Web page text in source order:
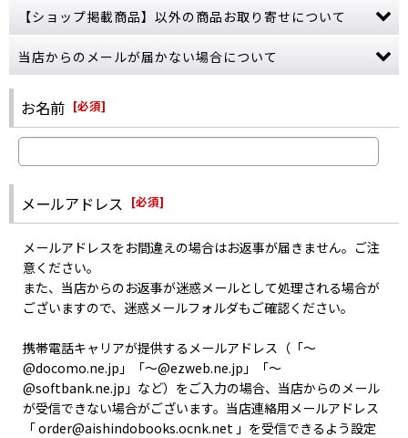
ん。
さい。
売切れにつきカートボタンが押せない商品につきましては、誠に申
し訳ございませんが、商品入荷まで今しばらくお待ちください。
【ショップ掲載商品】以外の商品お取り寄せについて
ございます。
ゲームズワークショップの公式サイトをご参照いただき、商品名・
金額などの詳しい情報をお教えください。
お取り寄せはメーカーの在庫状況次第となるため、お問い合わせを
いただいても、正確な商品入荷日はお答えできない場合がございま
す。
また、メーカーにて生産が終了した商品のお取り寄せは出来ませ
ん。
あらかじめご了承ください。
当店からのメールが届かない場合について
ご購入やお問い合わせから数日経っても当店からの連絡が無い場
合、受信拒否やフィルターなどの設定により、当店からのメールが
届いていない可能性がございます。
・迷惑メールフォルダに入っていないか
・指定以外受信拒否やパソコンメール拒否などの設定をしていない
か
・記入した自分のメールアドレスは間違っていなかったか
などをご確認のうえお問い合わせください。
お名前 [必須]
メールアドレス [必須]
メールアドレスをお間違えの場合はお返事が届きません。ご注
意ください。
また、当店からのお返事が迷惑メールとして処理される場合が
ございますので、迷惑メールフォルダもご確認ください。
携帯電話キャリアが提供するメールアドレス（「〜
@docomo.ne.jp」「〜@ezweb.ne.jp」「〜
@softbank.ne.jp」など）をご入力の場合、当店からのメール
が受信できない場合がございます。当店連絡用メールアドレス
「 order@aishindobooks.ocnk.net 」を受信できるよう設定